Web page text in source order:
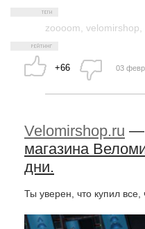
zoooom velomirshop
+66 03
Velomirshop.ru —
магазина
дни.
Ты уверен, что купил все,